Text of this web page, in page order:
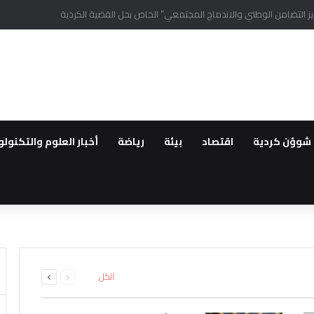
الكرديين اوجلان ودميرتاش من السجون التركية
شوؤن كردية اقتصاد بيئة رياضة أخبار العلوم
في جمعية خيرية مقرها
من أهالي الحسكة
غد أول قافلة عودة لمهجري
ورقتها المقاتلين الاجانب
يخلي نقاط عسكرية تابعة
الكل الصفحةالصفحة